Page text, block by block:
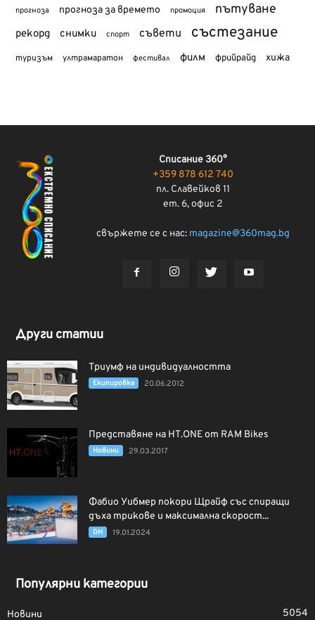
прогноза прогноза за времето промоция пътуване
рекорд снимки спорт съвети състезание
туризъм ултрамаратон фестивал филм фрийрайд хижа
Списание 360°
+359 878 612 740
пл. Славейков 11
ет. 6, офис 2
свържете се с нас: magazine@360mag.bg
Други статии
Триумф на индивидуалността
Екипировка 20.06.2012
Представяне на HT.ONE от RAM Bikes
Новини 29.03.2017
Фабио Уибмер покори Щрайф със спиращи
дъха трикове и максимална скорост...
DH 19.01.2024
Популярни категории
Новини 5054